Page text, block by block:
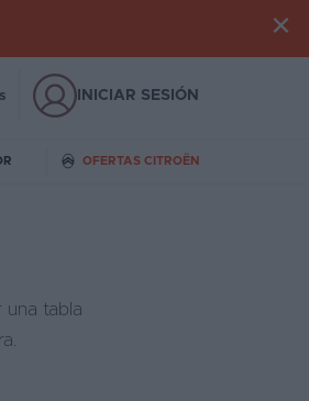
INICIAR SESIÓN
OFERTAS CITROËN
una tabla